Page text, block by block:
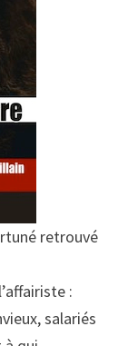
retrouvé
:
salariés